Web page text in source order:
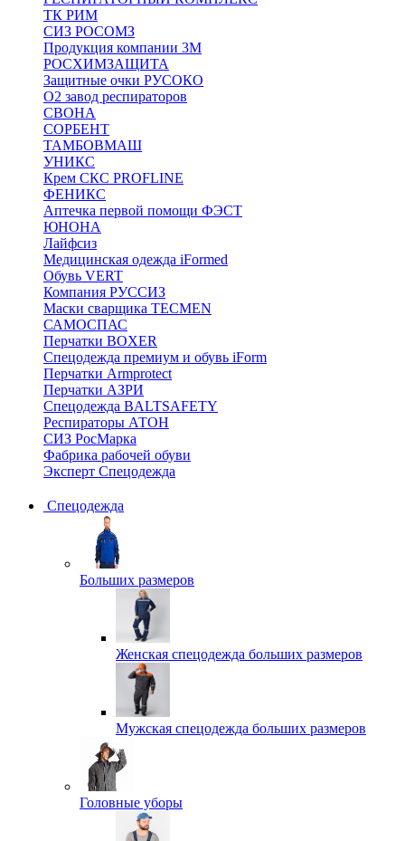
ТК РИМ
СИЗ РОСОМЗ
Продукция компании 3M
РОСХИМЗАЩИТА
Защитные очки РУСОКО
О2 завод респираторов
СВОНА
СОРБЕНТ
ТАМБОВМАШ
УНИКС
Крем СКС PROFLINE
ФЕНИКС
Аптечка первой помощи ФЭСТ
ЮНОНА
Лайфсиз
Медицинская одежда iFormed
Обувь VERT
Компания РУССИЗ
Маски сварщика TECMEN
САМОСПАС
Перчатки BOXER
Спецодежда премиум и обувь iForm
Перчатки Armprotect
Перчатки АЗРИ
Спецодежда BALTSAFETY
Респираторы АТОН
СИЗ РосМарка
Фабрика рабочей обуви
Эксперт Спецодежда
Спецодежда
Больших размеров
Женская спецодежда больших размеров
Мужская спецодежда больших размеров
Головные уборы